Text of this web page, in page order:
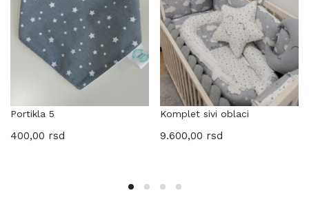
Portikla 5
400,00 rsd
Komplet sivi oblaci
9.600,00 rsd